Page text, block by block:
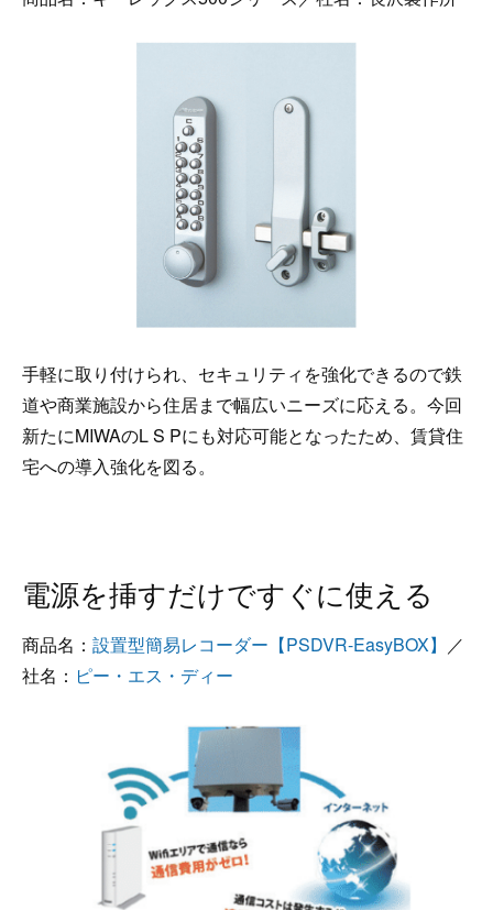
手軽に取り付けられ、セキュリティを強化できるので鉄
道や商業施設から住居まで幅広いニーズに応える。今回
新たにMIWAのL S Pにも対応可能となったため、賃貸住
宅への導入強化を図る。
電源を挿すだけですぐに使える
商品名： 設置型簡易レコーダー【PSDVR-EasyBOX】 ／
社名： ピー・エス・ディー